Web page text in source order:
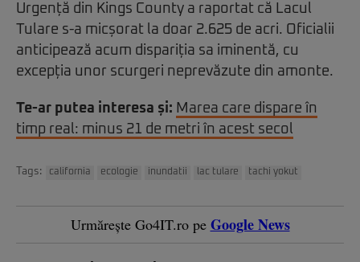
Urgență din Kings County a raportat că Lacul
Tulare s-a micșorat la doar 2.625 de acri. Oficialii
anticipează acum dispariția sa iminentă, cu
excepția unor scurgeri neprevăzute din amonte.
Te-ar putea interesa și: Marea care dispare în
timp real: minus 21 de metri în acest secol
Tags: california ecologie inundatii lac tulare tachi yokut
Urmărește Go4IT.ro pe Google News